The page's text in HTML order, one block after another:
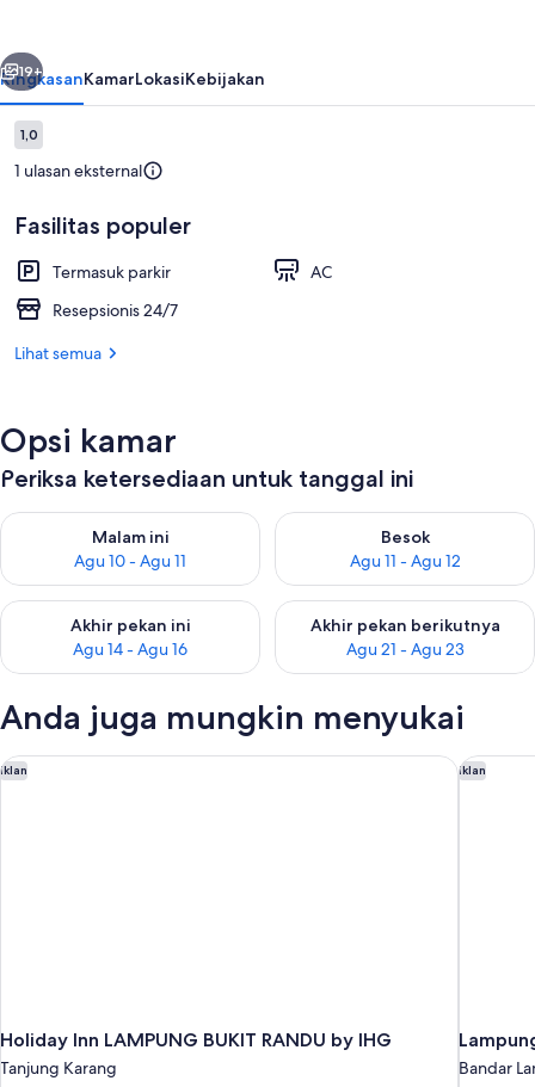
Berikutnya
19+
RingkasanKamarLokasiKebijakan
Ulasan
1,01,0 dari 10
1 ulasan eksternal
Fasilitas populer
Termasuk parkir
AC
Resepsionis 24/7
Lihat semua
Opsi kamar
Periksa ketersediaan untuk tanggal ini
Malam ini
Agu 10 - Agu 11
Periksa ketersediaan untuk malam ini Agu 10 - Agu 11
Besok
Agu 11 - Agu 12
Periksa ketersediaan untuk
Akhir pekan ini
Agu 14 - Agu 16
Periksa ketersediaan untuk akhir pekan ini Agu 14 - Agu 16
Akhir pekan berikutnya
Agu 21 - Agu 23
Periksa ketersediaan untuk
Anda juga mungkin menyukai
Iklan
Holiday Inn LAMPUNG BUKIT RANDU by IHG
Tanjung Karang
Holiday Inn LAMPUNG BUKIT RANDU by IHG Iklan
Bandar